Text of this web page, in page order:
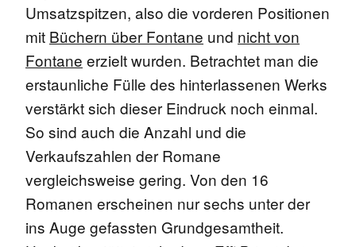
Umsatzspitzen, also die vorderen Positionen
mit Büchern über Fontane und nicht von
Fontane erzielt wurden. Betrachtet man die
erstaunliche Fülle des hinterlassenen Werks
verstärkt sich dieser Eindruck noch einmal.
So sind auch die Anzahl und die
Verkaufszahlen der Romane
vergleichsweise gering. Von den 16
Romanen erscheinen nur sechs unter der
ins Auge gefassten Grundgesamtheit.